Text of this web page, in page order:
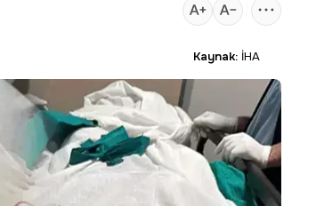
Kaynak: İHA